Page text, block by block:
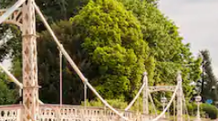
prema gore i prema